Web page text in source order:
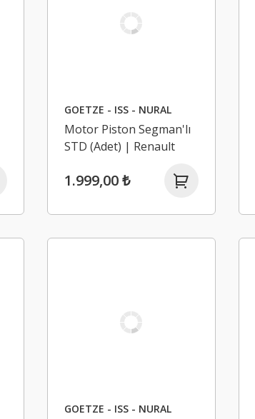
GOETZE - ISS - NURAL
Motor Piston Segman'lı
STD (Adet) | Renault
2 1.6 16V H4M
1.999,00 ₺
GOETZE - ISS - NURAL